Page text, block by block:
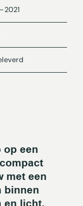
–2021
op een
met een
binnen
en licht.